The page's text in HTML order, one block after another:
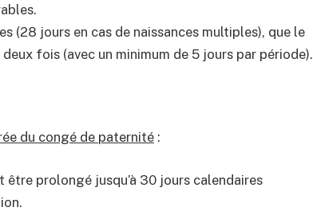
(28 jours en cas de naissances multiples), que le
fois (avec un minimum de 5 jours par période).
du congé de paternité :
être prolongé jusqu’à 30 jours calendaires